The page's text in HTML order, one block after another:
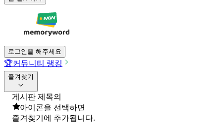
로그인을 해주세요
🏆커뮤니티 랭킹
즐겨찾기
게시판 제목의
아이콘을 선택하면
즐겨찾기에 추가됩니다.